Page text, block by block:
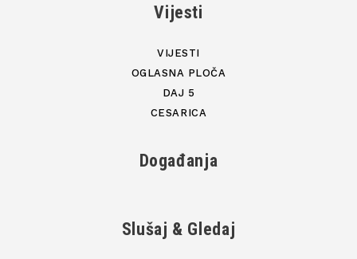
Vijesti
VIJESTI
OGLASNA PLOČA
DAJ 5
CESARICA
Događanja
Slušaj & Gledaj